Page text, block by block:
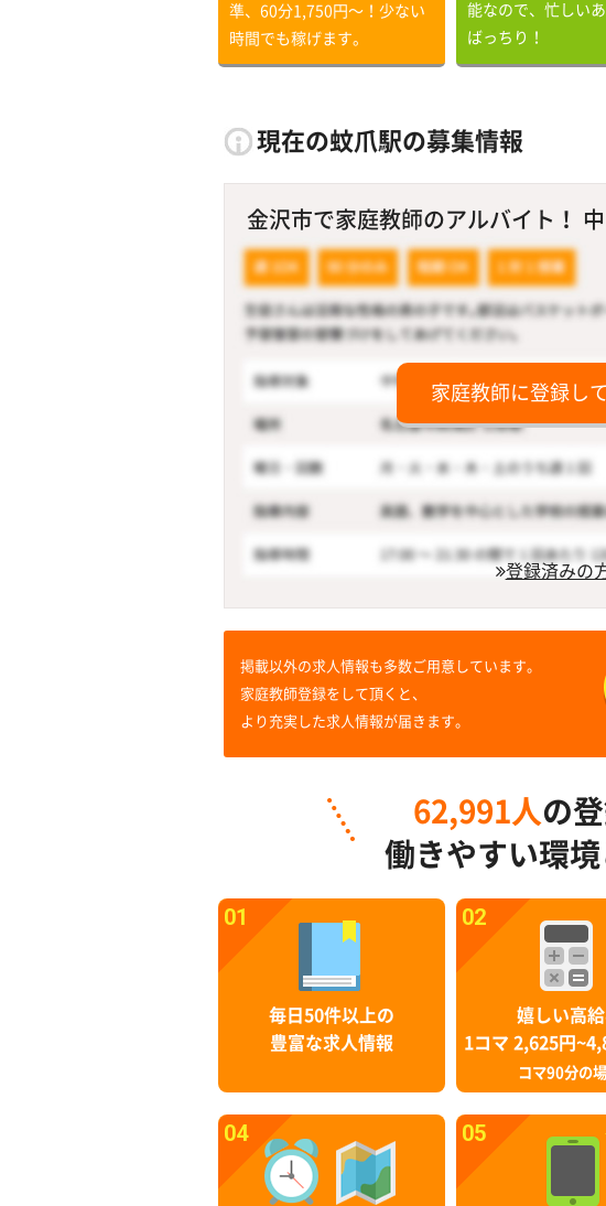
準、60分1,750円〜！少ない
時間でも稼げます。
能なので、忙しい
ばっちり！
現在の蚊爪駅の募集情報
金沢市で家庭教師のアルバイト！
家庭教師に登録し
登録済みの
掲載以外の求人情報も多数ご用意しています。
家庭教師登録をして頂くと、
より充実した求人情報が届きます。
62,991人 の
働きやすい環
01
毎日50件以上の
豊富な求人情報
02
嬉しい高
1コマ 2,625円
コマ90分の
04 05